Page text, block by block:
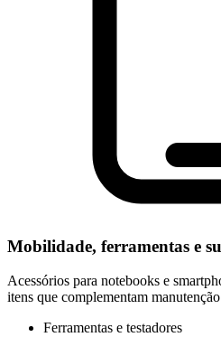
Mobilidade, ferramentas e
Acessórios para notebooks e
itens que complementam
Ferramentas e testadores